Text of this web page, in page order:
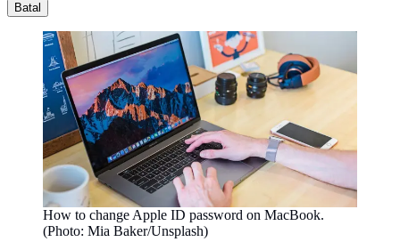
Batal
How to change Apple ID password on MacBook.
(Photo: Mia Baker/Unsplash)